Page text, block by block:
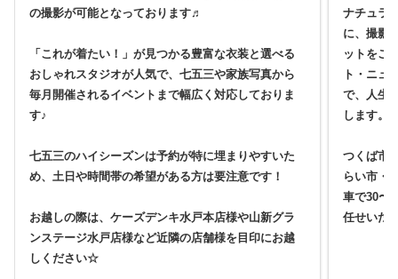
の撮影が可能となっております♬
「これが着たい！」が見つかる豊富な衣装と選べる
おしゃれスタジオが人気で、七五三や家族写真から
毎月開催されるイベントまで幅広く対応しておりま
す♪
七五三のハイシーズンは予約が特に埋まりやすいた
め、土日や時間帯の希望がある方は要注意です！
お越しの際は、ケーズデンキ水戸本店様や山新グラ
ンステージ水戸店様など近隣の店舗様を目印にお越
しください☆
ナチュラ
に、撮影
ットをご
ト・ニュ
で、人生
します。
つくば市
らい市・
車で30〜
任せいた